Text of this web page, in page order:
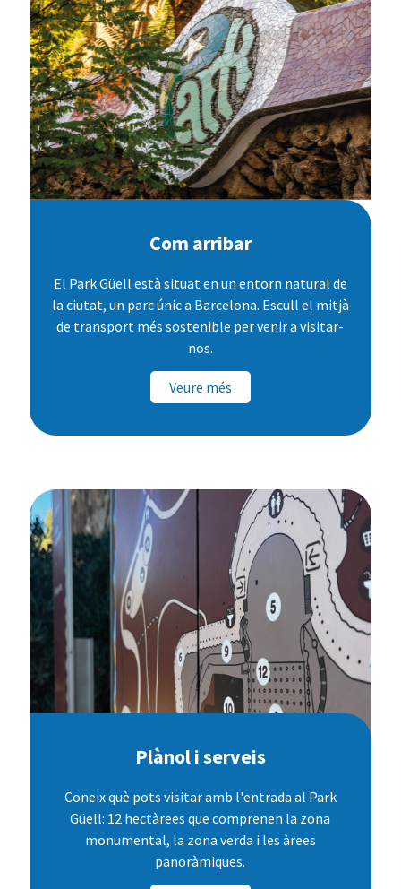
Com arribar
El Park Güell està situat en un entorn natural de
la ciutat, un parc únic a Barcelona. Escull el mitjà
de transport més sostenible per venir a visitar-
nos.
Veure més
Plànol i serveis
Coneix què pots visitar amb l'entrada al Park
Güell: 12 hectàrees que comprenen la zona
monumental, la zona verda i les àrees
panoràmiques.